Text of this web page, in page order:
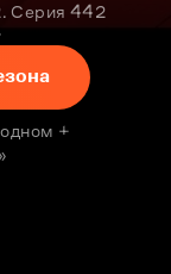
Серия 442
+